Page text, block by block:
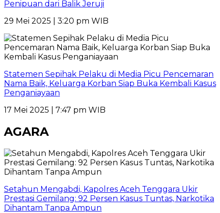
Penipuan dari Balik Jeruji
29 Mei 2025 | 3:20 pm WIB
Statemen Sepihak Pelaku di Media Picu Pencemaran
Nama Baik, Keluarga Korban Siap Buka Kembali Kasus
Penganiayaan
17 Mei 2025 | 7:47 pm WIB
AGARA
Setahun Mengabdi, Kapolres Aceh Tenggara Ukir
Prestasi Gemilang: 92 Persen Kasus Tuntas, Narkotika
Dihantam Tanpa Ampun